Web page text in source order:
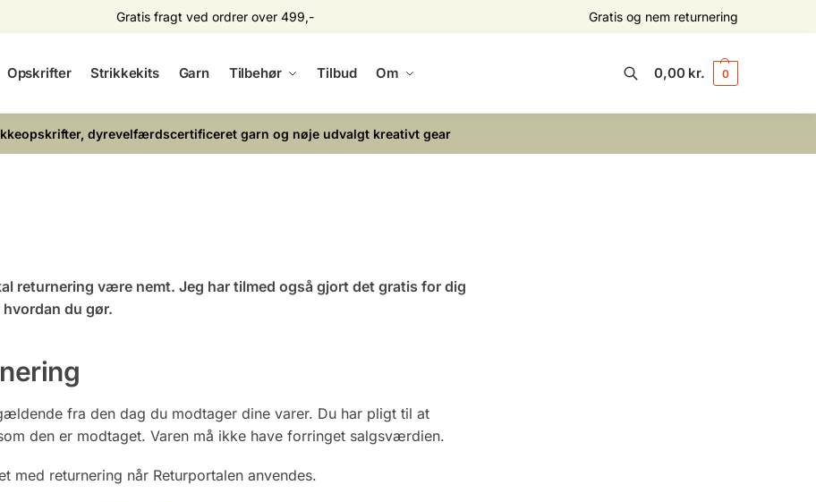
Gratis fragt ved ordrer over 499,- Gratis og nem returnering
Opskrifter Strikkekits Garn Tilbehør Tilbud Om 0,00 kr. 0
dyrevelfærdscertificeret garn og nøje udvalgt kreativt gear
returnering være nemt. Jeg har tilmed også gjort det gratis for dig
du gør.
fra den dag du modtager dine varer. Du har pligt til at
den er modtaget. Varen må ikke have forringet salgsværdien.
med returnering når Returportalen anvendes.